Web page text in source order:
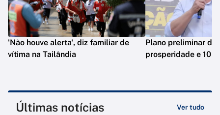
'Não houve alerta', diz familiar de
vítima na Tailândia
Plano preliminar de
prosperidade e 10
Últimas notícias Ver tudo